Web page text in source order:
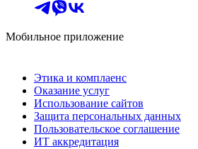
Мобильное приложение
Этика и комплаенс
Оказание услуг
Использование сайтов
Защита персональных данных
Пользовательское соглашение
ИТ аккредитация